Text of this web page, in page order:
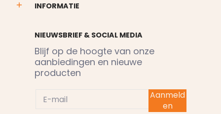
INFORMATIE
NIEUWSBRIEF & SOCIAL MEDIA
Blijf op de hoogte van onze
aanbiedingen en nieuwe
producten
E-mail
Aanmeld
en